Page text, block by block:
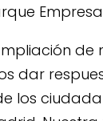
de
dar
los